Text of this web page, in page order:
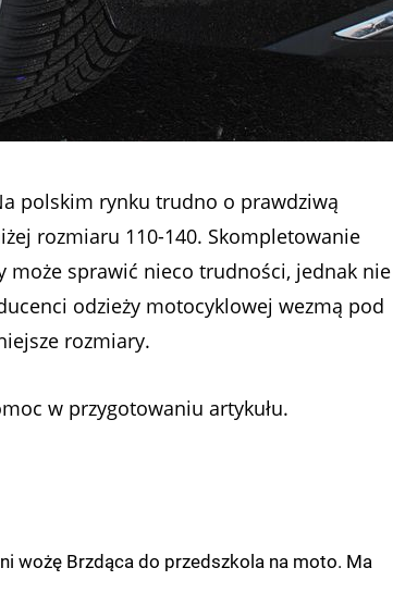
polskim rynku trudno o prawdziwą
rozmiaru 110-140. Skompletowanie
może sprawić nieco trudności, jednak nie
odzieży motocyklowej wezmą pod
rozmiary.
w przygotowaniu artykułu.
wożę Brzdąca do przedszkola na moto. Ma